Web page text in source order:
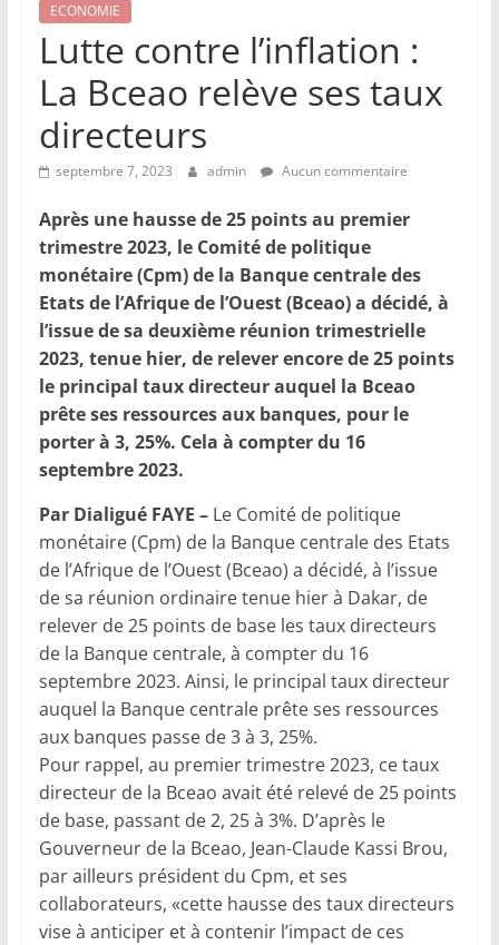
ECONOMIE
Lutte contre l’inflation :
La Bceao relève ses taux
directeurs
septembre 7, 2023 admin Aucun commentaire
Après une hausse de 25 points au premier
trimestre 2023, le Comité de politique
monétaire (Cpm) de la Banque centrale des
Etats de l’Afrique de l’Ouest (Bceao) a décidé, à
l’issue de sa deuxième réunion trimestrielle
2023, tenue hier, de relever encore de 25 points
le principal taux directeur auquel la Bceao
prête ses ressources aux banques, pour le
porter à 3, 25%. Cela à compter du 16
septembre 2023.
Par Dialigué FAYE – Le Comité de politique
monétaire (Cpm) de la Banque centrale des Etats
de l’Afrique de l’Ouest (Bceao) a décidé, à l’issue
de sa réunion ordinaire tenue hier à Dakar, de
relever de 25 points de base les taux directeurs
de la Banque centrale, à compter du 16
septembre 2023. Ainsi, le principal taux directeur
auquel la Banque centrale prête ses ressources
aux banques passe de 3 à 3, 25%.
Pour rappel, au premier trimestre 2023, ce taux
directeur de la Bceao avait été relevé de 25 points
de base, passant de 2, 25 à 3%. D’après le
Gouverneur de la Bceao, Jean-Claude Kassi Brou,
par ailleurs président du Cpm, et ses
collaborateurs, «cette hausse des taux directeurs
vise à anticiper et à contenir l’impact de ces